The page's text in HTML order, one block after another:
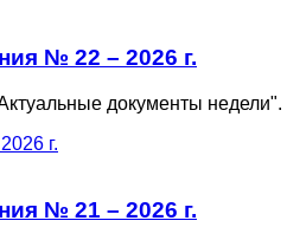
№ 22 – 2026 г.
документы недели".
№ 21 – 2026 г.